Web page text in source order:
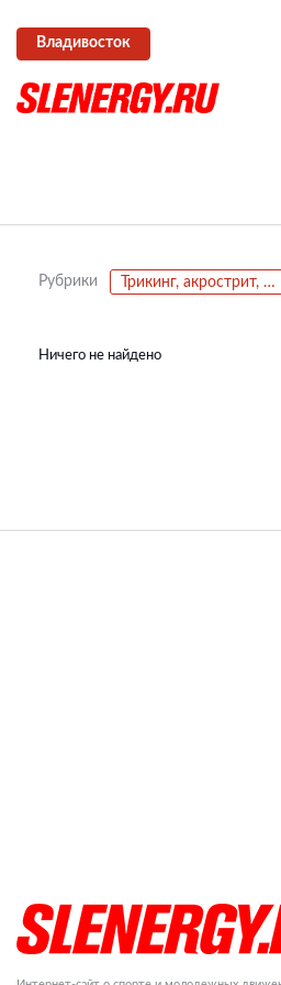
Владивосток
Рубрики Трикинг, акрострит, паркур, фриран
Ничего не найдено